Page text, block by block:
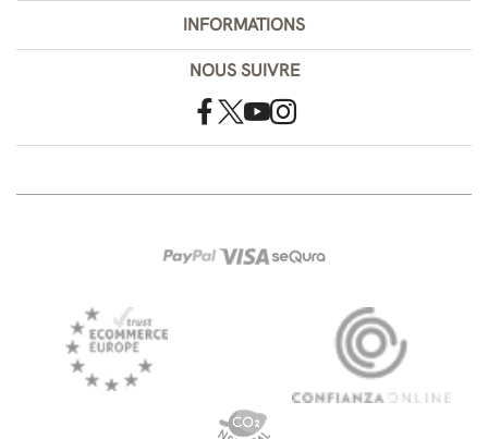
INFORMATIONS
NOUS SUIVRE